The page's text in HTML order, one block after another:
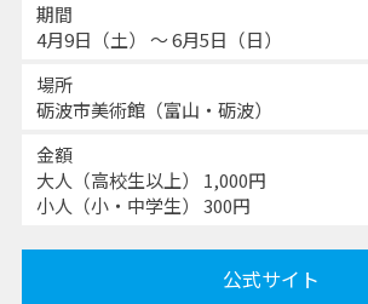
期間
4月9日（土） 〜 6月5日（日）
場所
砺波市美術館（富山・砺波）
金額
大人（高校生以上） 1,000円
小人（小・中学生） 300円
公式サイト